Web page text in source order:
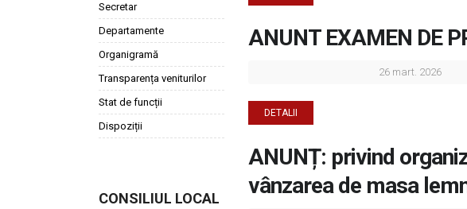
Secretar
Departamente
Organigramă
Transparența veniturilor
Stat de funcții
Dispoziții
CONSILIUL LOCAL
ANUNT EXAMEN DE
26 mart. 2026
DETALII
ANUNȚ: privind
vânzarea de masa